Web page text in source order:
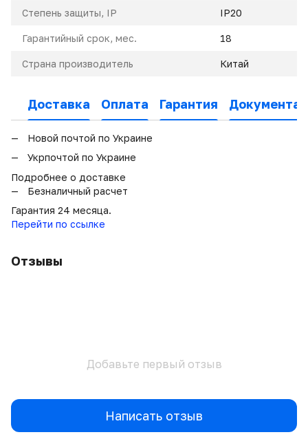
Степень защиты, IP IP20
Гарантийный срок, мес. 18
Страна производитель Китай
Доставка Оплата Гарантия
Новой почтой по Украине
Укрпочтой по Украине
Подробнее о доставке
Безналичный расчет
Гарантия 24 месяца.
Перейти по ссылке
Отзывы
Добавьте первый отзыв
Написать отзыв